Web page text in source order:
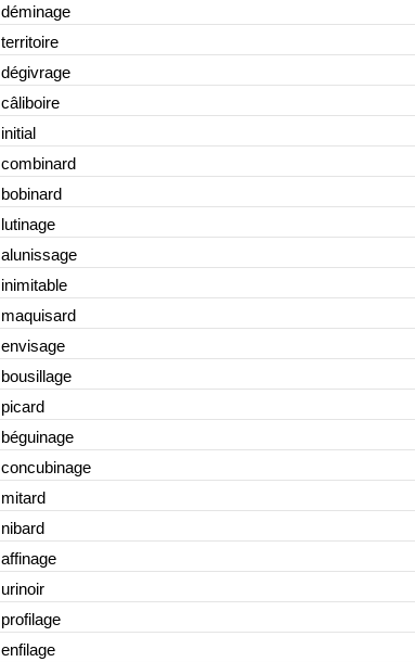
déminage
territoire
dégivrage
câliboire
initial
combinard
bobinard
lutinage
alunissage
inimitable
maquisard
envisage
bousillage
picard
béguinage
concubinage
mitard
nibard
affinage
urinoir
profilage
enfilage